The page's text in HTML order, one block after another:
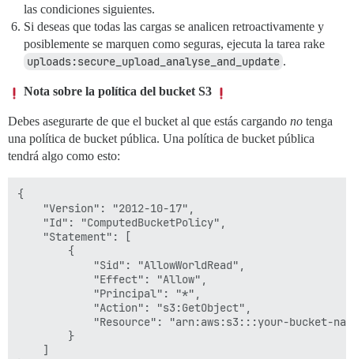
las condiciones siguientes.
Si deseas que todas las cargas se analicen retroactivamente y
posiblemente se marquen como seguras, ejecuta la tarea rake
uploads:secure_upload_analyse_and_update .
Nota sobre la política del bucket S3
Debes asegurarte de que el bucket al que estás cargando no tenga
una política de bucket pública. Una política de bucket pública
tendrá algo como esto:
{
    "Version": "2012-10-17",
    "Id": "ComputedBucketPolicy",
    "Statement": [
        {
            "Sid": "AllowWorldRead",
            "Effect": "Allow",
            "Principal": "*",
            "Action": "s3:GetObject",
"Resource": "arn:aws:s3:::your-bucket-
        }
    ]